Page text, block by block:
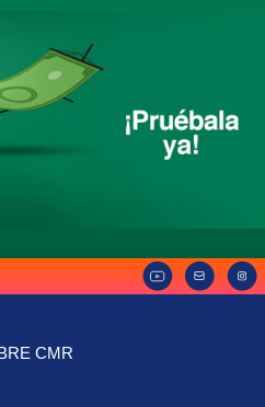
CMR